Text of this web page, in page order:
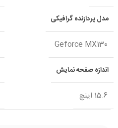
مدل پردازنده گرافیکی
Geforce MX130
اندازه صفحه نمایش
15.6 اینچ